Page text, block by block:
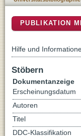
PUBLIKATION
Hilfe und
Stöbern
Dokumentanzeige
Erscheinungsdatum
Autoren
Titel
DDC-Klassifikation